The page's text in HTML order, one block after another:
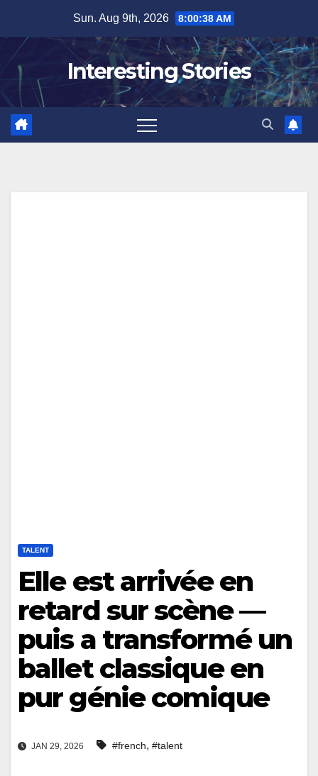
content
Sun. Aug 9th, 2026 8:00:38 AM
Interesting Stories
TALENT
Elle est arrivée en
retard sur scène —
puis a transformé un
ballet classique en
pur génie comique
JAN 29, 2026 #french, #talent